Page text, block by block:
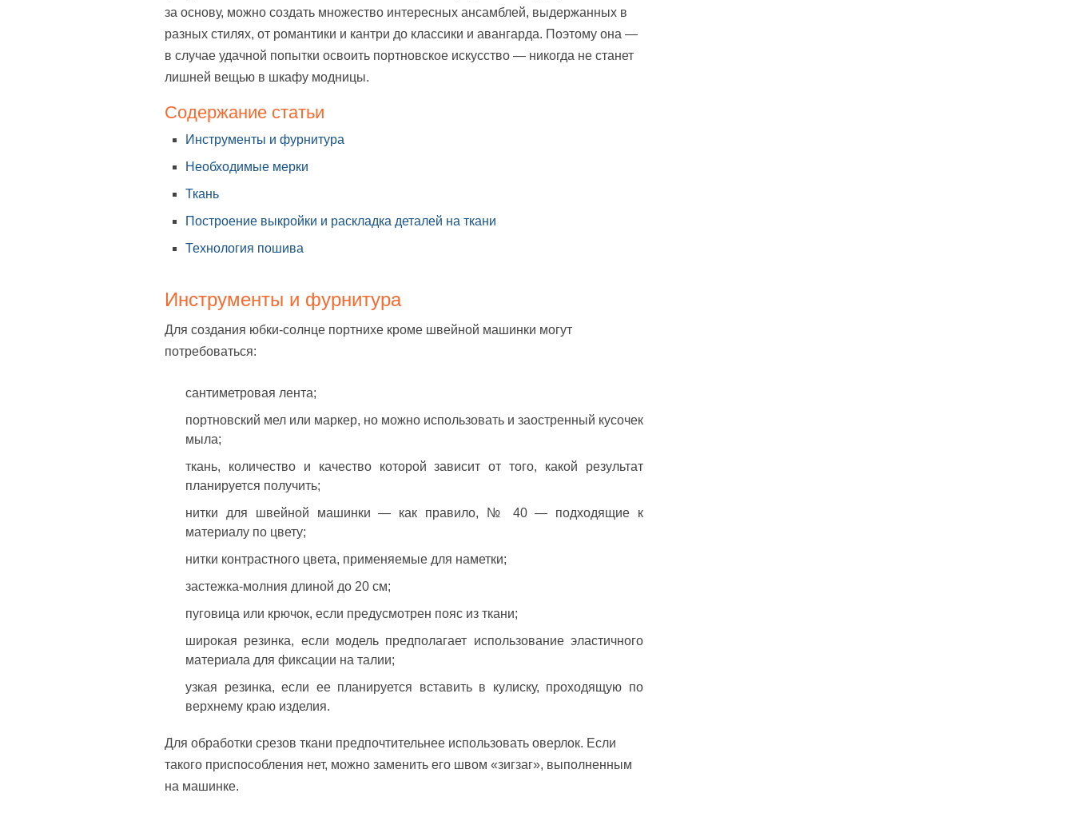
за основу, можно создать множество интересных ансамблей, выдержанных в
разных стилях, от романтики и кантри до классики и авангарда. Поэтому она —
в случае удачной попытки освоить портновское искусство — никогда не станет
лишней вещью в шкафу модницы.
Содержание статьи
Инструменты и фурнитура
Необходимые мерки
Ткань
Построение выкройки и раскладка деталей на ткани
Технология пошива
Инструменты и фурнитура
Для создания юбки-солнце портнихе кроме швейной машинки могут
потребоваться:
сантиметровая лента;
портновский мел или маркер, но можно использовать и заостренный кусочек
мыла;
ткань, количество и качество которой зависит от того, какой результат
планируется получить;
нитки для швейной машинки — как правило, № 40 — подходящие к
материалу по цвету;
нитки контрастного цвета, применяемые для наметки;
застежка-молния длиной до 20 см;
пуговица или крючок, если предусмотрен пояс из ткани;
широкая резинка, если модель предполагает использование эластичного
материала для фиксации на талии;
узкая резинка, если ее планируется вставить в кулиску, проходящую по
верхнему краю изделия.
Для обработки срезов ткани предпочтительнее использовать оверлок. Если
такого приспособления нет, можно заменить его швом «зигзаг», выполненным
на машинке.